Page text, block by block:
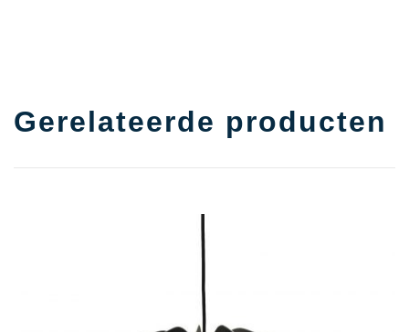
Gerelateerde producten